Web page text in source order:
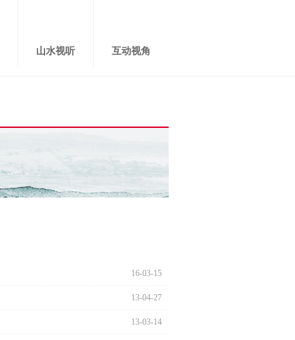
山水视听 互动视角
16-03-15
13-04-27
13-03-14